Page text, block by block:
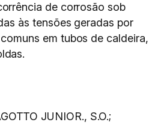
de corrosão sob
às tensões geradas por
em tubos de caldeira,
JUNIOR., S.O.;